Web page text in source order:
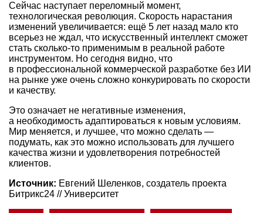
Сейчас наступает переломный момент,
технологическая революция. Скорость нарастания
изменений увеличивается: ещё 5 лет назад мало кто
всерьез не ждал, что искусственный интеллект сможет
стать сколько-то применимым в реальной работе
инструментом. Но сегодня видно, что
в профессиональной коммерческой разработке без ИИ
на рынке уже очень сложно конкурировать по скорости
и качеству.
Это означает не негативные изменения,
а необходимость адаптироваться к новым условиям.
Мир меняется, и лучшее, что можно сделать —
подумать, как это можно использовать для лучшего
качества жизни и удовлетворения потребностей
клиентов.
Источник: Евгений Шеленков, создатель проекта
Битрикс24 // Университет